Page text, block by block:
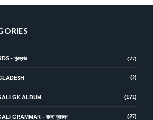
- পুরস্কার (77)
(2)
GK ALBUM (171)
GRAMMAR - বাংলা ব্যাকরণ (27)